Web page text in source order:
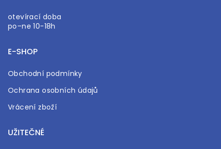
otevírací doba
po–ne 10-18h
E-SHOP
Obchodní podmínky
Ochrana osobních údajů
Vrácení zboží
UŽITEČNÉ